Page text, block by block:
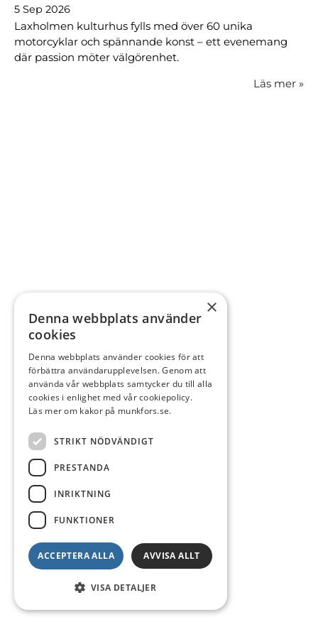
5 Sep 2026
Laxholmen kulturhus fylls med över 60 unika
motorcyklar och spännande konst – ett evenemang
där passion möter välgörenhet.
Läs mer »
×
Denna webbplats använder
cookies
Denna webbplats använder cookies för att
förbättra användarupplevelsen. Genom att
använda vår webbplats samtycker du till alla
cookies i enlighet med vår cookiepolicy.
Läs mer om kakor på munkfors.se.
STRIKT NÖDVÄNDIGT
PRESTANDA
INRIKTNING
FUNKTIONER
ACCEPTERA ALLA AVVISA ALLT
VISA DETALJER